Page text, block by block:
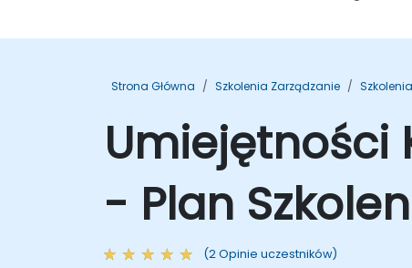
Strona Główna Szkolenia Zarządzanie
Umiejętności
- Plan
(2 Opinie uczestników)